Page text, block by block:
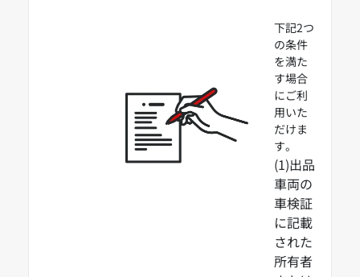
下記2つ
の条件
を満た
す場合
にご利
用いた
だけま
す。
(1)出品
車両の
車検証
に記載
された
所有者